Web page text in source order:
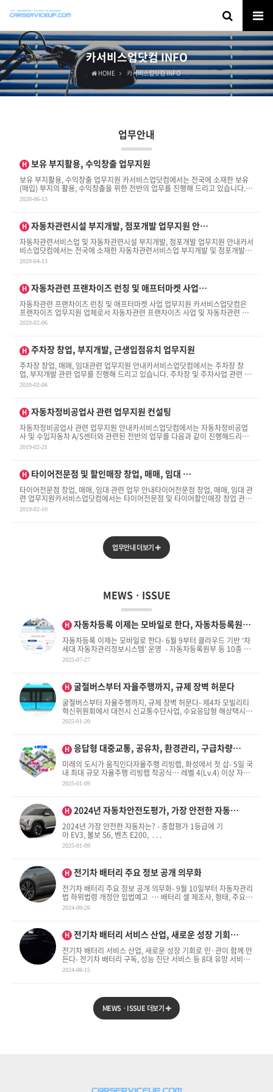
카서비스업닷컴 INFO
HOME 카서비스업닷컴 INFO
업무안내
H 보유 부지활용, 수익창출 업무지원
보유 부지활용, 수익창출 업무지원 ​카서비스업닷컴에서는 전국에 소재한 보유
(매입) 부지의 활용, 수익창출을 위한 전반의 업무를 진행해 드리고 있습니다.​관
심 있으신 분들의 . . .
2020-06-13
H
인기글
자동차관련시설 부지개발, 점포개발 업무지원 안…
​자동차관련서비스업 및 자동차관련시설 부지개발, 점포개발 업무지원 안내​카서
비스업닷컴에서는 전국에 소재한 자동차관련서비스업 부지개발 및 점포개발 업
무를 다음과 같이 진행해 . . .
2020-04-13
H
인기글
자동차관련 프랜차이즈 런칭 및 애프터마켓 사업…
자동차관련 프랜차이즈 런칭 및 애프터마켓 사업 업무지원 ​카서비스업닷컴은
프랜차이즈 업무지원 업체로서 자동차관련 프랜차이즈 사업 및 자동차관련 애
프터마켓 사업 관 . . .
2020-02-06
H
인기글
주차장 창업, 부지개발, 근생입점유치 업무지원
주차장 창업, 매매, 임대관련 업무지원 안내카서비스업닷컴에서는 주차장 창
업, 부지개발 관련 업무를 진행해 드리고 있습니다. 주차장 및 주차사업 관련 업
무내용​- . . .
2020-02-06
H
인기글
자동차정비공업사 관련 업무지원 컨설팅
자동차정비공업사 관련 업무지원 안내​카서비스업닷컴에서는 자동차정비공업
사 및 수입자동차 A/S센터와 관련된 전반의 업무를 다음과 같이 진행해드리고
있습니다.자동차정비공업사 창업, 매 . . .
2019-02-21
H
인기글
타이어전문점 및 할인매장 창업, 매매, 임대 …
타이어전문점 창업, 매매, 임대 관련 업무 안내타이어전문점 창업, 매매, 임대 관
련 업무지원카서비스업닷컴에서는 타이어전문점 및 타이어할인매장 창업 관련
업무를 다 . . .
2019-02-10
업무안내 더보기
MEWSㆍISSUE
H 자동차등록 이제는 모바일로 한다, 자동차등록원…
자동차등록 이제는 모바일로 한다- 6월 9부터 클라우드 기반 ‘차
세대 자동차관리정보시스템’ 운영 - 자동차등록원부 등 10종 민
원서류 발급…“편의성 향상 기대” . . .
2025-07-27
H
인기글
굴절버스부터 자율주행까지, 규제 장벽 허문다
굴절버스부터 자율주행까지, 규제 장벽 허문다- 제4차 모빌리티
혁신위원회에서 대전시 신교통수단사업, 수요응답형 해상택시
등 8건 모빌리티 서비스 규제 특례국토교통부(장관 박상우)는 . .
2025-01-20
H
인기글
응답형 대중교통, 공유차, 환경관리, 구급차량…
미래의 도시가 움직인다자율주행 리빙랩, 화성에서 첫 삽- 5일 국
내 최대 규모 자율주행 리빙랩 착공식… 레벨 4(Lv.4) 이상 자율
2025-01-09
H
인기글
2024년 자동차안전도평가, 가장 안전한 자동…
2024년 가장 안전한 자동차는? - 종합평가 1등급에 기
아 EV3, 볼보 S6, 벤츠 E200, . . .
2025-01-09
H
인기글
전기차 배터리 주요 정보 공개 의무화
전기차 배터리 주요 정보 공개 의무화- 9월 10일부터 자동차관리
법 하위법령 개정안 입법예고 … 배터리 셀 제조사, 형태, 주요
원료 등 배터리 주요 정보를 자 . . .
2024-09-26
H
인기글
전기차 배터리 서비스 산업, 새로운 성장 기회…
전기차 배터리 서비스 산업, 새로운 성장 기회로 민·관이 함께 만
든다- 전기차 배터리 구독, 성능 진단 서비스 등 8대 유망 서비스
모델 제시- 국토부·산업부·환경부와 업계가 함께 . . .
2024-08-15
MEWSㆍISSUE 더보기